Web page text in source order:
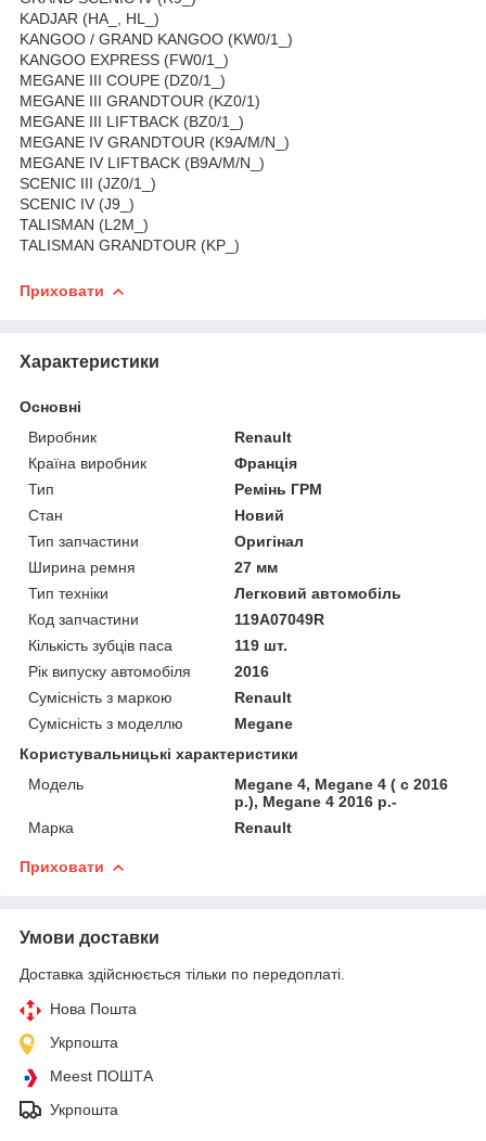
KADJAR (HA_, HL_)
KANGOO / GRAND KANGOO (KW0/1_)
KANGOO EXPRESS (FW0/1_)
MEGANE III COUPE (DZ0/1_)
MEGANE III GRANDTOUR (KZ0/1)
MEGANE III LIFTBACK (BZ0/1_)
MEGANE IV GRANDTOUR (K9A/M/N_)
MEGANE IV LIFTBACK (B9A/M/N_)
SCENIC III (JZ0/1_)
SCENIC IV (J9_)
TALISMAN (L2M_)
TALISMAN GRANDTOUR (KP_)
Приховати
Характеристики
Основні
Виробник
Renault
Країна виробник
Франція
Тип
Ремінь ГРМ
Стан
Новий
Тип запчастини
Оригінал
Ширина ремня
27 мм
Тип техніки
Легковий автомобіль
Код запчастини
119A07049R
Кількість зубців паса
119 шт.
Рік випуску автомобіля
2016
Сумісність з маркою
Renault
Сумісність з моделлю
Megane
Користувальницькі характеристики
Модель
Megane 4, Megane 4 ( c 2016
р.), Megane 4 2016 р.-
Марка
Renault
Приховати
Умови доставки
Доставка здійснюється тільки по передоплаті.
Нова Пошта
Укрпошта
Meest ПОШТА
Укрпошта